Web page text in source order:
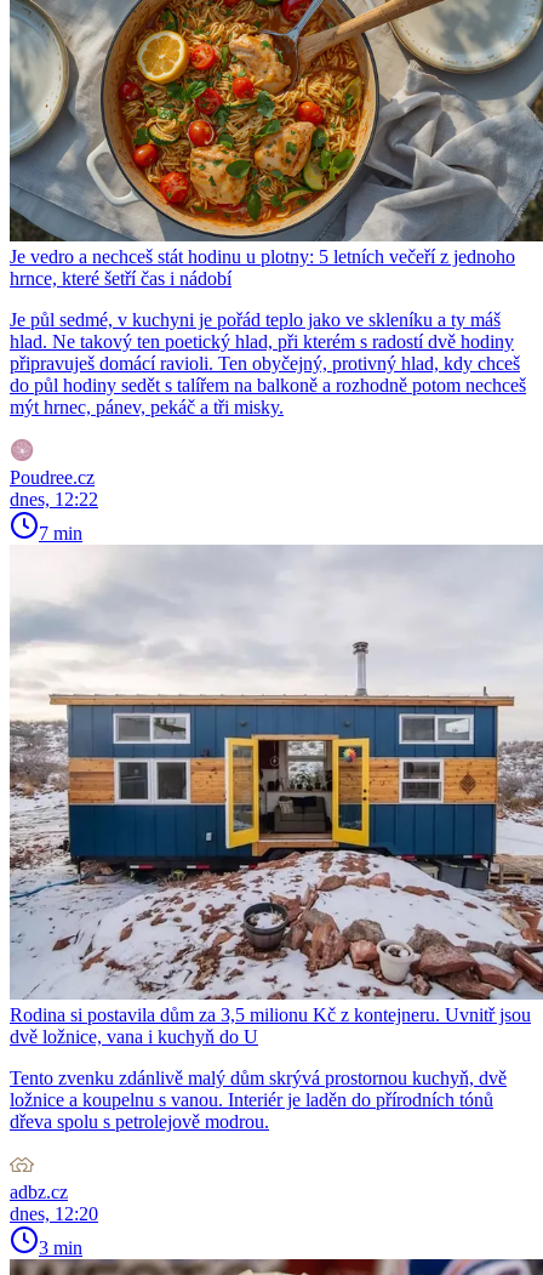
Je vedro a nechceš stát hodinu u plotny: 5 letních večeří z jednoho
hrnce, které šetří čas i nádobí
Je půl sedmé, v kuchyni je pořád teplo jako ve skleníku a ty máš
hlad. Ne takový ten poetický hlad, při kterém s radostí dvě hodiny
připravuješ domácí ravioli. Ten obyčejný, protivný hlad, kdy chceš
do půl hodiny sedět s talířem na balkoně a rozhodně potom nechceš
mýt hrnec, pánev, pekáč a tři misky.
Poudree.cz
dnes, 12:22
7 min
Rodina si postavila dům za 3,5 milionu Kč z kontejneru. Uvnitř jsou
dvě ložnice, vana i kuchyň do U
Tento zvenku zdánlivě malý dům skrývá prostornou kuchyň, dvě
ložnice a koupelnu s vanou. Interiér je laděn do přírodních tónů
dřeva spolu s petrolejově modrou.
adbz.cz
dnes, 12:20
3 min